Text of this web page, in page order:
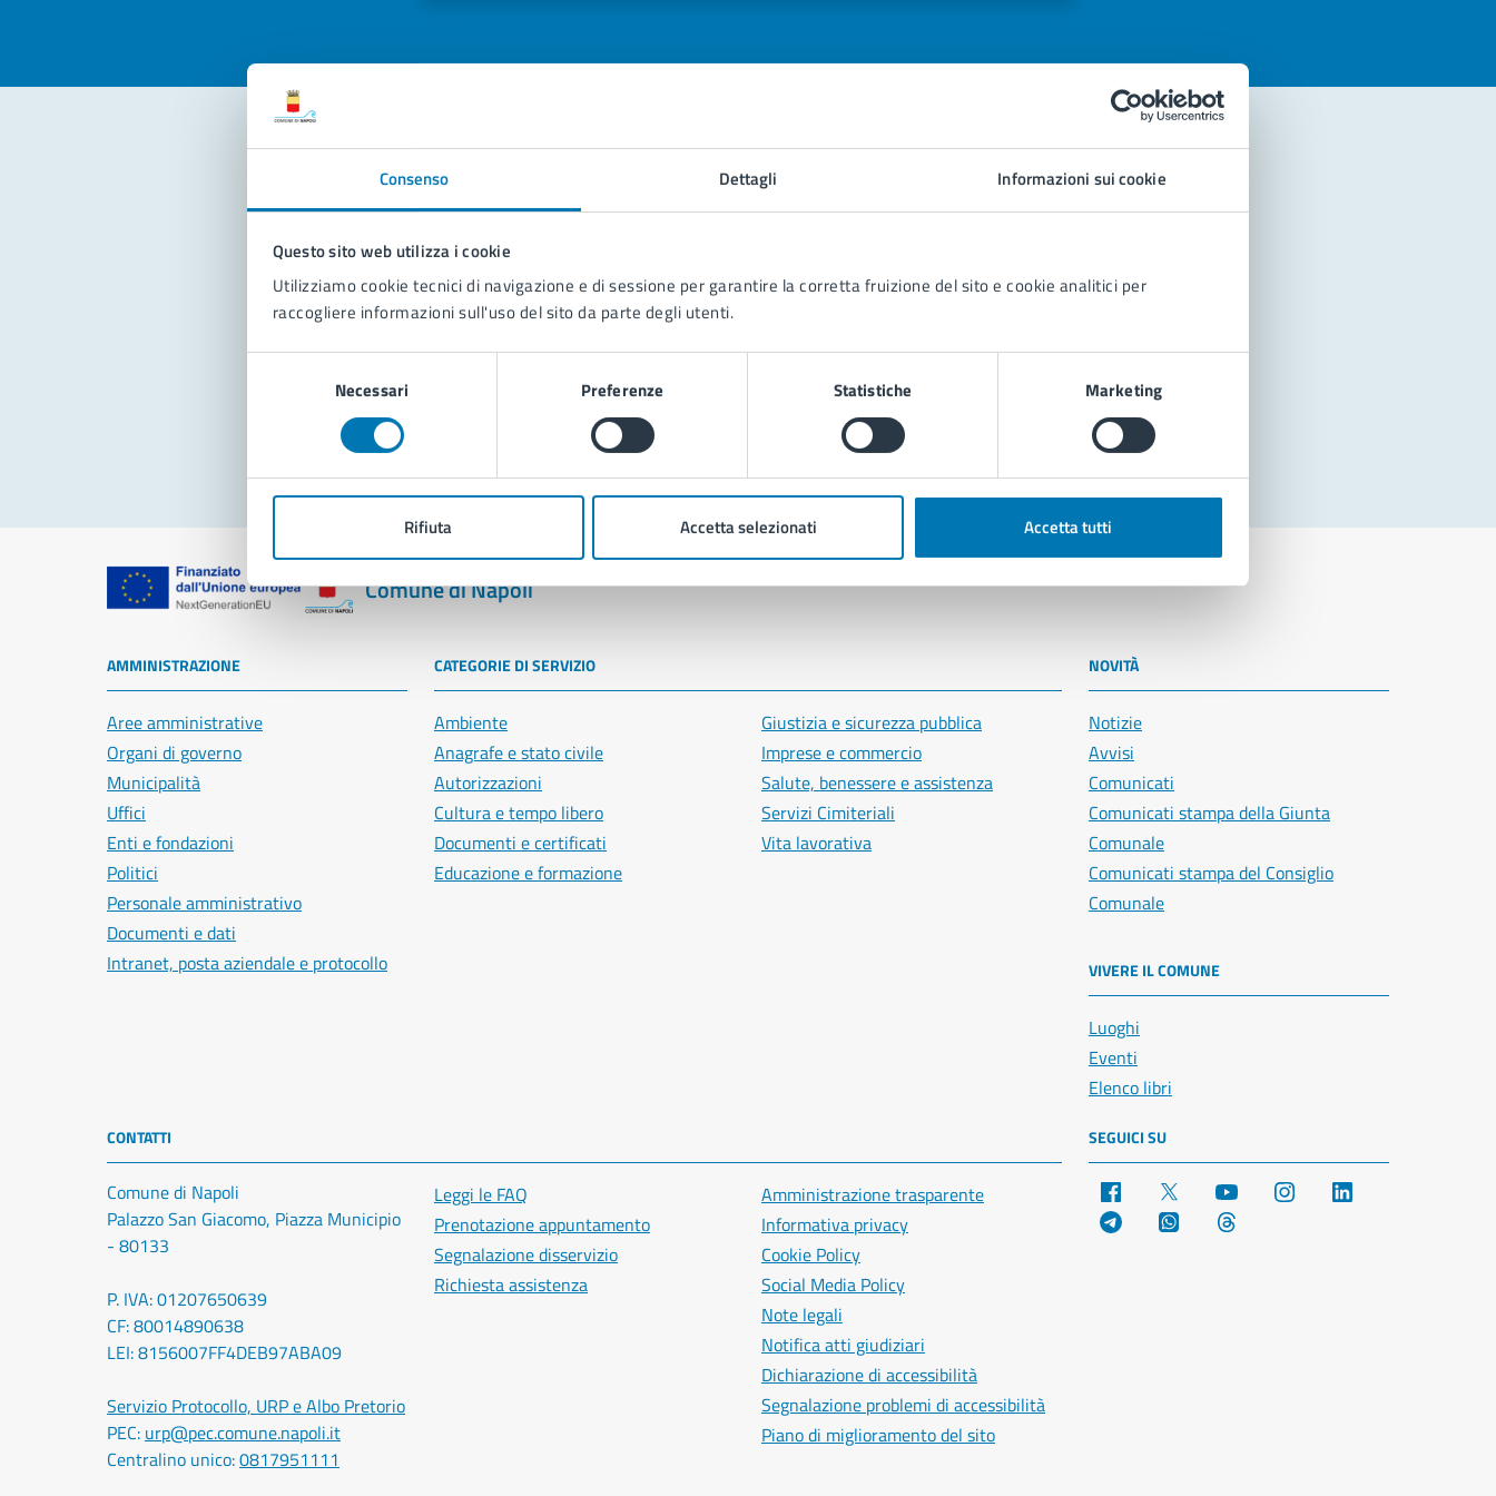
Consenso Dettagli Informazioni sui cookie
Questo sito web utilizza i cookie
Utilizziamo cookie tecnici di navigazione e di sessione per garantire la corretta fruizione del sito e cookie analitici per
raccogliere informazioni sull'uso del sito da parte degli utenti.
Necessari Preferenze Statistiche Marketing
Rifiuta Accetta selezionati Accetta tutti
Richiedi assistenza
Prenota appuntamento
Problemi in città
Segnala disservizio
Comune di Napoli
AMMINISTRAZIONE
Aree amministrative
Organi di governo
Municipalità
Uffici
Enti e fondazioni
Politici
Personale amministrativo
Documenti e dati
Intranet, posta aziendale e protocollo
CATEGORIE DI SERVIZIO
Ambiente
Anagrafe e stato civile
Autorizzazioni
Cultura e tempo libero
Documenti e certificati
Educazione e formazione
Giustizia e sicurezza pubblica
Imprese e commercio
Salute, benessere e assistenza
Servizi Cimiteriali
Vita lavorativa
NOVITÀ
Notizie
Avvisi
Comunicati
Comunicati stampa della Giunta
Comunale
Comunicati stampa del Consiglio
Comunale
VIVERE IL COMUNE
Luoghi
Eventi
Elenco libri
CONTATTI
Comune di Napoli
Palazzo San Giacomo, Piazza Municipio
- 80133
P. IVA: 01207650639
CF: 80014890638
LEI: 8156007FF4DEB97ABA09
Servizio Protocollo, URP e Albo Pretorio
PEC: urp@pec.comune.napoli.it
Centralino unico:0817951111
Leggi le FAQ
Prenotazione appuntamento
Segnalazione disservizio
Richiesta assistenza
Amministrazione trasparente
Informativa privacy
Cookie Policy
Social Media Policy
Note legali
Notifica atti giudiziari
Dichiarazione di accessibilità
Segnalazione problemi di accessibilità
Piano di miglioramento del sito
SEGUICI SU
Facebook YouTube Instagram
Telegram WhatsApp